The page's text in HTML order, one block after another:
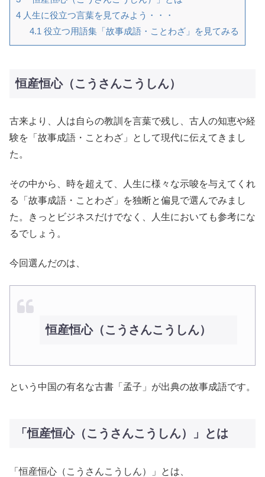
4 人生に役立つ言葉を見てみよう・・・
4.1 役立つ用語集「故事成語・ことわざ」を見てみる
恒産恒心（こうさんこうしん）
古来より、人は自らの教訓を言葉で残し、古人の知恵や経
験を「故事成語・ことわざ」として現代に伝えてきまし
た。
その中から、時を超えて、人生に様々な示唆を与えてくれ
る「故事成語・ことわざ」を独断と偏見で選んでみまし
た。きっとビジネスだけでなく、人生においても参考にな
るでしょう。
今回選んだのは、
恒産恒心（こうさんこうしん）
という中国の有名な古書「孟子」が出典の故事成語です。
「恒産恒心（こうさんこうしん）」とは
「恒産恒心（こうさんこうしん）」とは、